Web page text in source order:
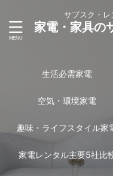
サブスク・レ
家電・家具の
生活必需家電
空気・環境家電
趣味・ライフスタイル家
家電レンタル主要5社比